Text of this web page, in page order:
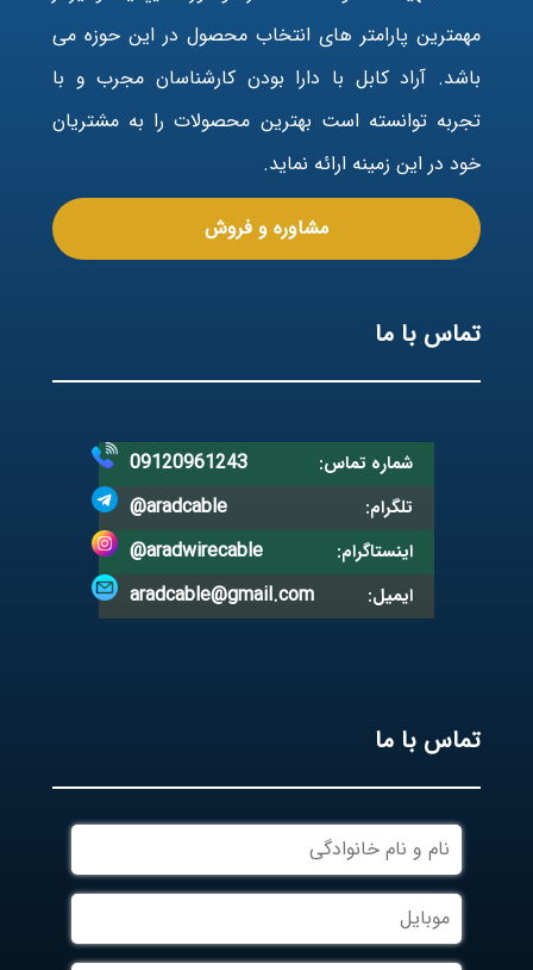
مهمترین پارامتر های انتخاب محصول در این حوزه می
باشد. آراد کابل با دارا بودن کارشناسان مجرب و با
تجربه توانسته است بهترین محصولات را به مشتریان
خود در این زمینه ارائه نماید.
مشاوره و فروش
تماس با ما
شماره تماس: 09120961243
تلگرام: @aradcable
اینستاگرام: @aradwirecable
ایمیل: aradcable@gmail.com
تماس با ما